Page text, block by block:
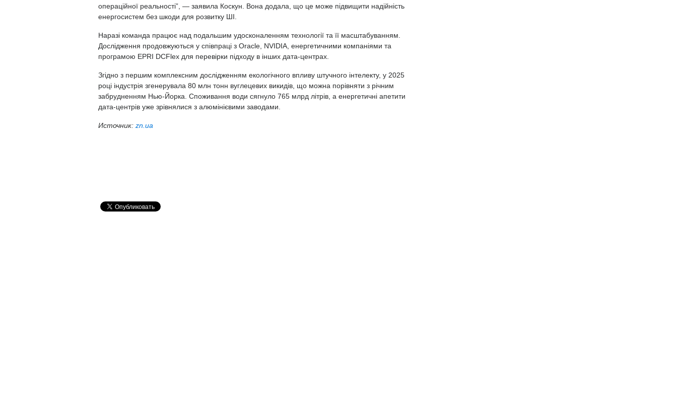
операційної реальності”, — заявила Коскун. Вона додала, що це може підвищити надійність
енергосистем без шкоди для розвитку ШІ.
Наразі команда працює над подальшим удосконаленням технології та її масштабуванням.
Дослідження продовжуються у співпраці з Oracle, NVIDIA, енергетичними компаніями та
програмою EPRI DCFlex для перевірки підходу в інших дата-центрах.
Згідно з першим комплексним дослідженням екологічного впливу штучного інтелекту, у 2025
році індустрія згенерувала 80 млн тонн вуглецевих викидів, що можна порівняти з річним
забрудненням Нью-Йорка. Споживання води сягнуло 765 млрд літрів, а енергетичні апетити
дата-центрів уже зрівнялися з алюмінієвими заводами.
Источник: zn.ua